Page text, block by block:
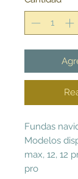
Fundas
Modelos
max, 12, 12
pro